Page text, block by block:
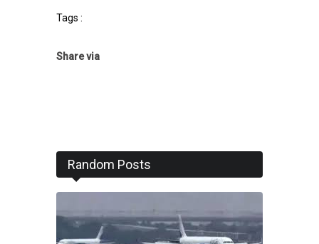
Tags :
Share via
Random Posts